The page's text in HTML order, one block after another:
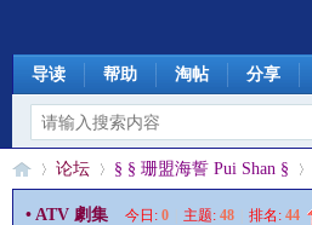
导读 帮助 淘帖 分享
论坛 § § 珊盟海誓 Pui Shan §
• ATV 劇集 今日: 0 主题: 48 排名: 44